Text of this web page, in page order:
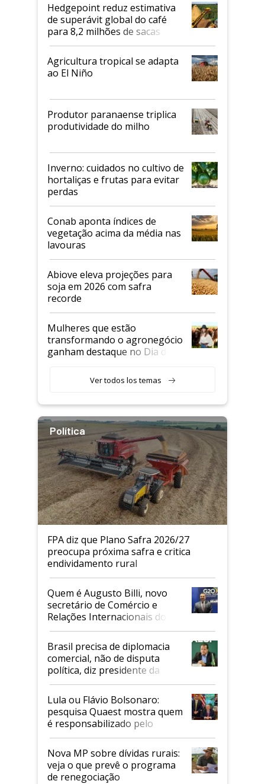
Hedgepoint reduz estimativa
de superávit global do café
para 8,2 milhões de sacas
Agricultura tropical se adapta
ao El Niño
Produtor paranaense triplica
produtividade do milho
Inverno: cuidados no cultivo de
hortaliças e frutas para evitar
perdas
Conab aponta índices de
vegetação acima da média nas
lavouras
Abiove eleva projeções para
soja em 2026 com safra
recorde
Mulheres que estão
transformando o agronegócio
ganham destaque no Dia do
Ver todos los temas
Política
FPA diz que Plano Safra 2026/27
preocupa próxima safra e critica
endividamento rural
Quem é Augusto Billi, novo
secretário de Comércio e
Relações Internacionais do
Mapa
Brasil precisa de diplomacia
comercial, não de disputa
política, diz presidente da
Faesp
Lula ou Flávio Bolsonaro:
pesquisa Quaest mostra quem
é responsabilizado pelo
tarifaço dos EUA
Nova MP sobre dívidas rurais:
veja o que prevê o programa
de renegociação